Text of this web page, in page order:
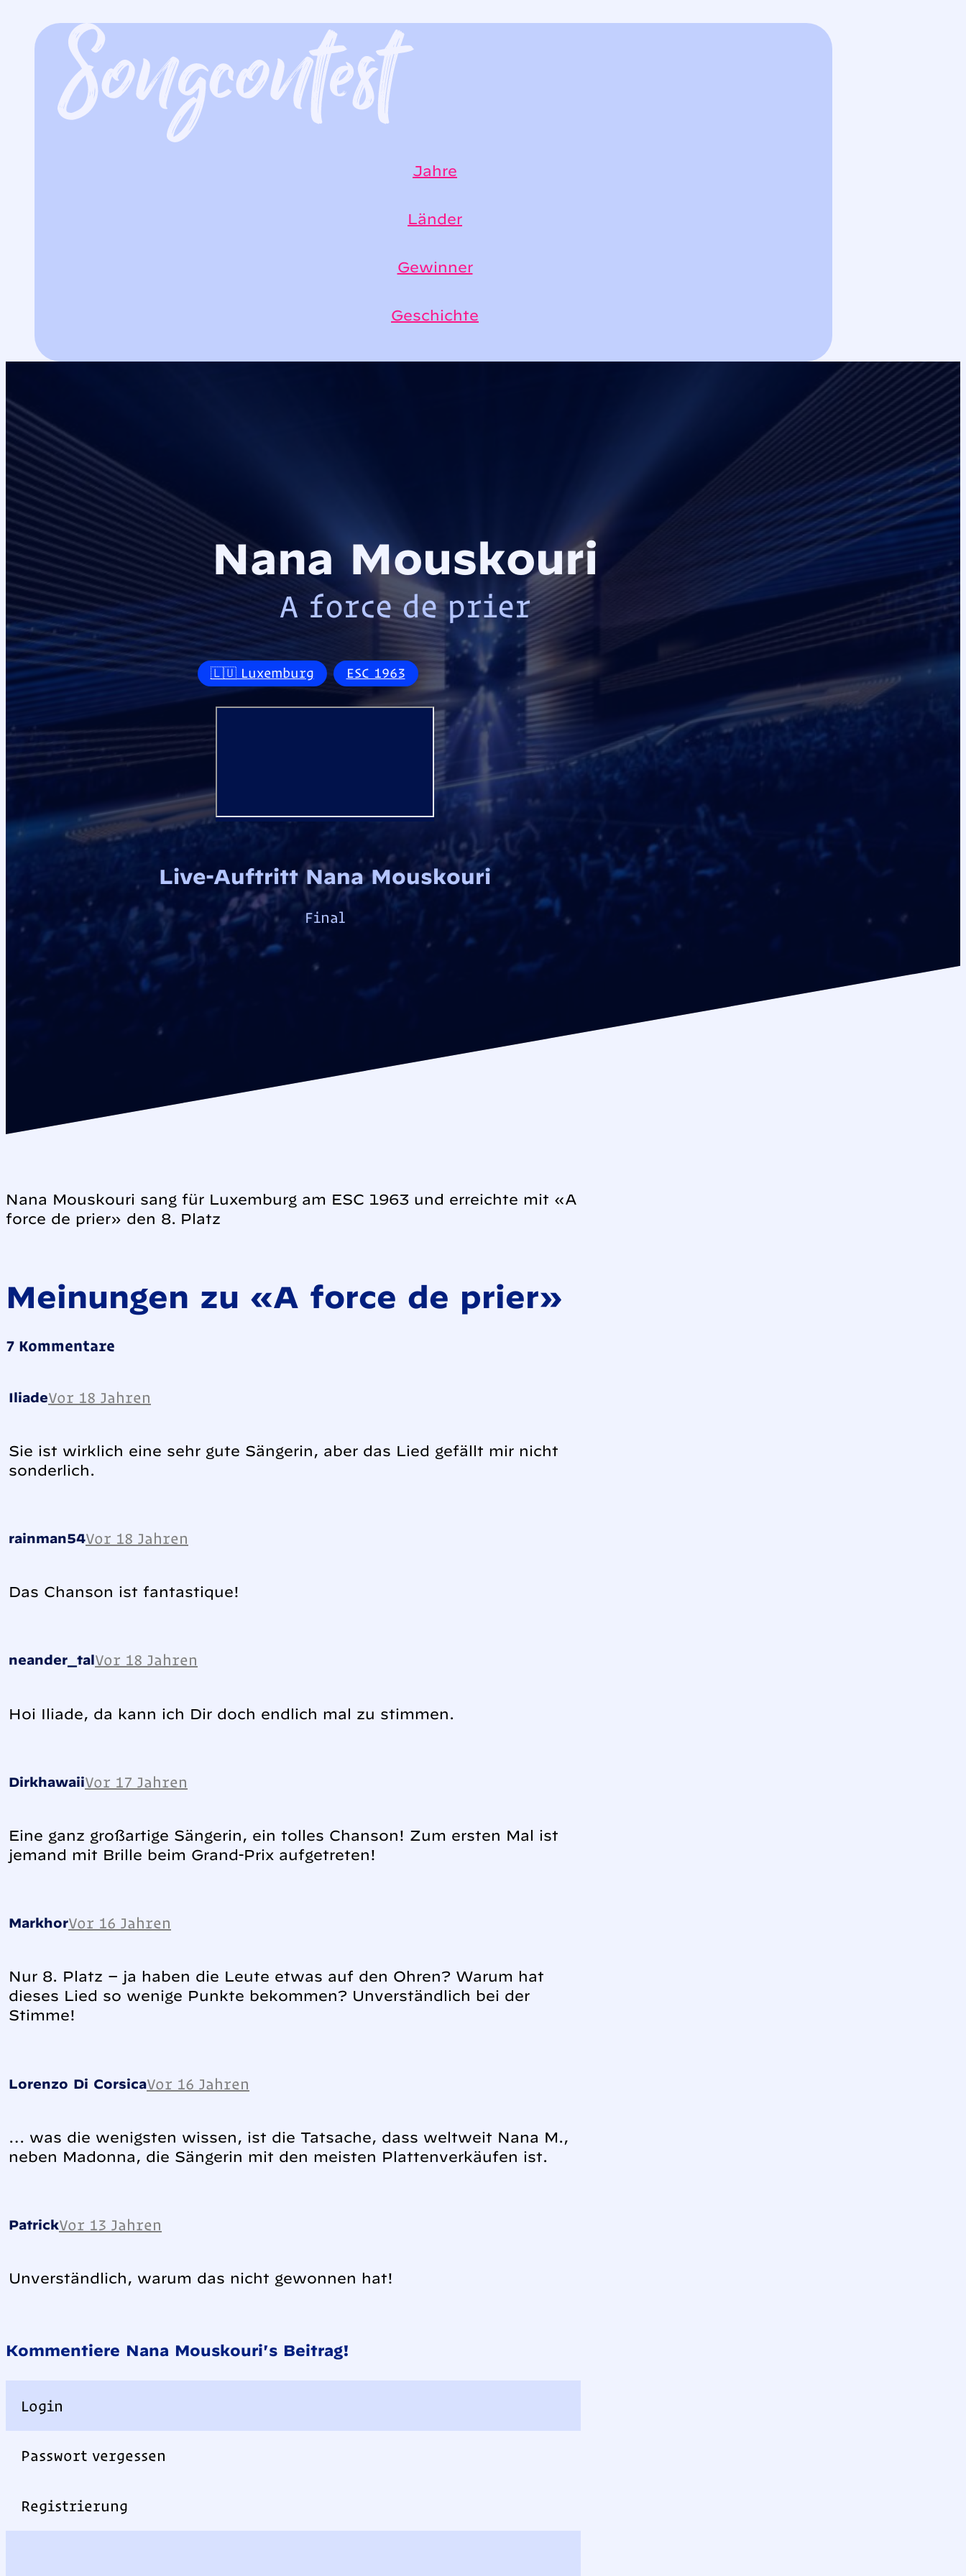
Jahre
Länder
Gewinner
Geschichte
Nana Mouskouri
A force de prier
🇱🇺 Luxemburg ESC 1963
Live-Auftritt Nana Mouskouri
Final
Nana Mouskouri sang für Luxemburg am ESC 1963 und erreichte mit «A
force de prier» den 8. Platz
Meinungen zu «A force de prier»
7 Kommentare
IliadeVor 18 Jahren
Sie ist wirklich eine sehr gute Sängerin, aber das Lied gefällt mir nicht
sonderlich.
rainman54Vor 18 Jahren
Das Chanson ist fantastique!
neander_talVor 18 Jahren
Hoi Iliade, da kann ich Dir doch endlich mal zu stimmen.
DirkhawaiiVor 17 Jahren
Eine ganz großartige Sängerin, ein tolles Chanson! Zum ersten Mal ist
jemand mit Brille beim Grand-Prix aufgetreten!
MarkhorVor 16 Jahren
Nur 8. Platz – ja haben die Leute etwas auf den Ohren? Warum hat
dieses Lied so wenige Punkte bekommen? Unverständlich bei der
Stimme!
Lorenzo Di CorsicaVor 16 Jahren
… was die wenigsten wissen, ist die Tatsache, dass weltweit Nana M.,
neben Madonna, die Sängerin mit den meisten Plattenverkäufen ist.
PatrickVor 13 Jahren
Unverständlich, warum das nicht gewonnen hat!
Kommentiere Nana Mouskouri's Beitrag!
Login
Passwort vergessen
Registrierung